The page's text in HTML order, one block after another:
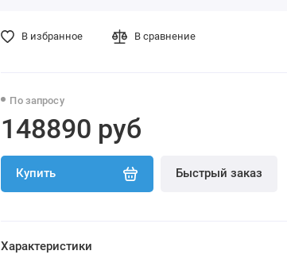
По запросу
148890 руб
Купить Быстрый заказ
В избранное В сравнение
Характеристики